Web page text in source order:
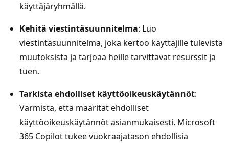
käyttäjäryhmällä.
Kehitä viestintäsuunnitelma: Luo
viestintäsuunnitelma, joka kertoo käyttäjille tulevista
muutoksista ja tarjoaa heille tarvittavat resurssit ja
tuen.
Tarkista ehdolliset käyttöoikeuskäytännöt:
Varmista, että määrität ehdolliset
käyttöoikeuskäytännöt asianmukaisesti. Microsoft
365 Copilot tukee vuokraajatason ehdollisia